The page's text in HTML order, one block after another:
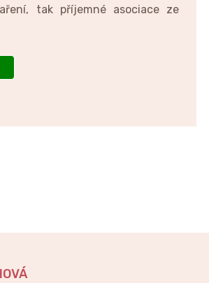
tak příjemné asociace ze